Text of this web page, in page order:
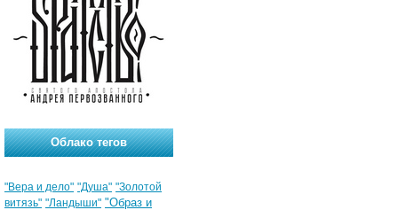
Облако тегов
"Вера и дело" "Душа" "Золотой
витязь" "Ландыши" "Образ и